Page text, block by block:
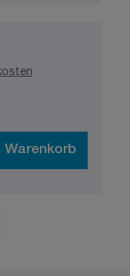
Warenkorb